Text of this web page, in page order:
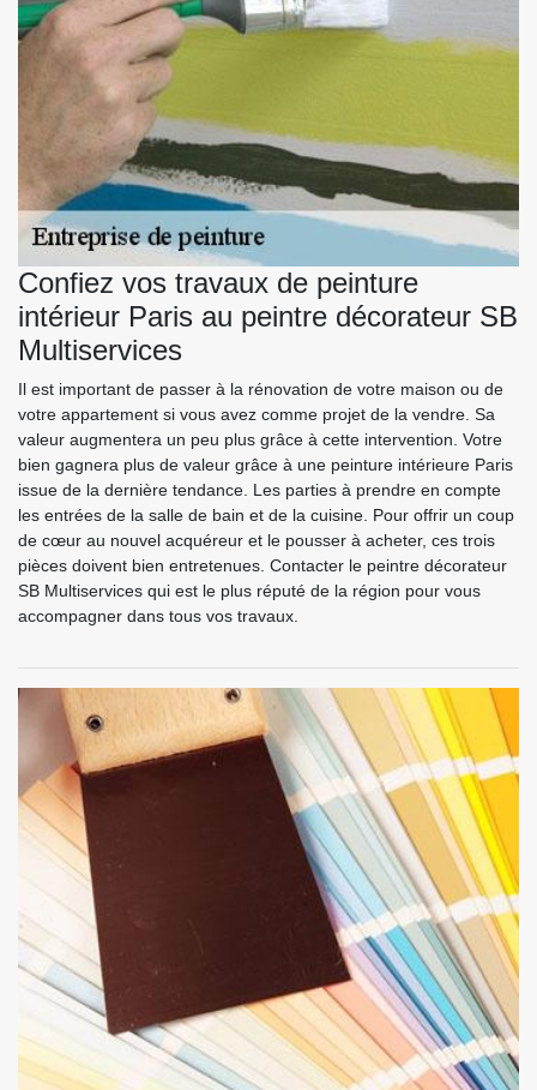
Confiez vos travaux de peinture
intérieur Paris au peintre décorateur SB
Multiservices
Il est important de passer à la rénovation de votre maison ou de
votre appartement si vous avez comme projet de la vendre. Sa
valeur augmentera un peu plus grâce à cette intervention. Votre
bien gagnera plus de valeur grâce à une peinture intérieure Paris
issue de la dernière tendance. Les parties à prendre en compte
les entrées de la salle de bain et de la cuisine. Pour offrir un coup
de cœur au nouvel acquéreur et le pousser à acheter, ces trois
pièces doivent bien entretenues. Contacter le peintre décorateur
SB Multiservices qui est le plus réputé de la région pour vous
accompagner dans tous vos travaux.